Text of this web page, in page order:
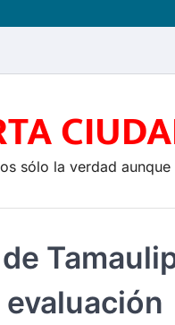
sólo la verdad aunque